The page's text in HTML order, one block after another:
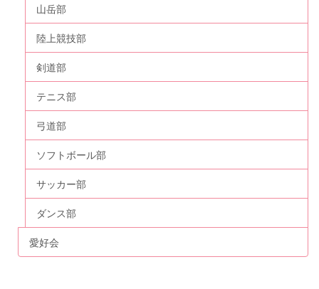
山岳部
陸上競技部
剣道部
テニス部
弓道部
ソフトボール部
サッカー部
ダンス部
愛好会